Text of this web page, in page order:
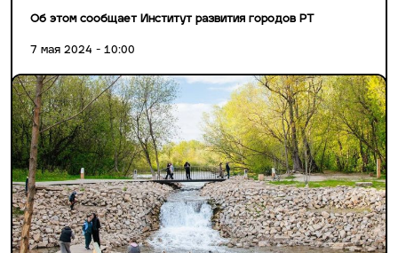
Об этом сообщает Институт развития городов РТ
7 мая 2024 - 10:00